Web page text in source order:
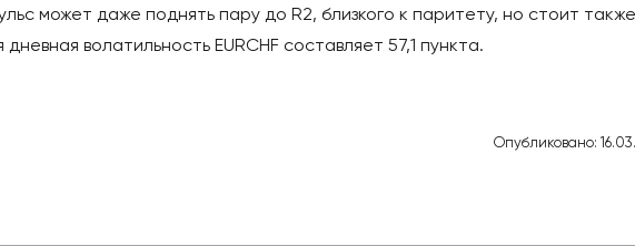
может даже поднять пару до R2, близкого к паритету, но стоит также
волатильность EURCHF составляет 57,1 пункта.
Опубликовано: